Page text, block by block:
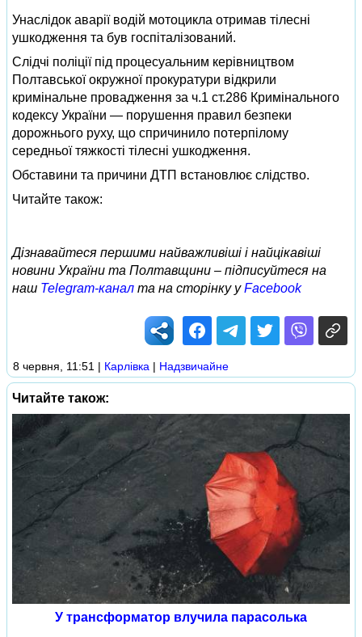
Унаслідок аварії водій мотоцикла отримав тілесні
ушкодження та був госпіталізований.
Слідчі поліції під процесуальним керівництвом
Полтавської окружної прокуратури відкрили
кримінальне провадження за ч.1 ст.286 Кримінального
кодексу України — порушення правил безпеки
дорожнього руху, що спричинило потерпілому
середньої тяжкості тілесні ушкодження.
Обставини та причини ДТП встановлює слідство.
Читайте також:
Дізнавайтеся першими найважливіші і найцікавіші
новини України та Полтавщини – підписуйтеся на
наш Telegram-канал та на сторінку уFacebook
8 червня, 11:51 | Карлівка | Надзвичайне
Читайте також:
У трансформатор влучила парасолька